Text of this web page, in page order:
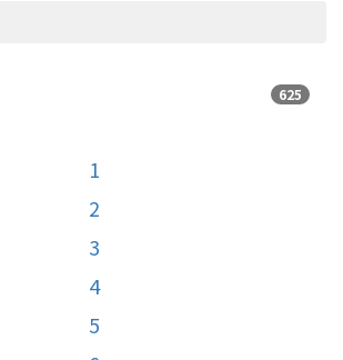
625
1
2
3
4
5